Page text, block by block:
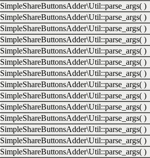
SimpleShareButtonsAdder\Util::parse_args( )
SimpleShareButtonsAdder\Util::parse_args( )
SimpleShareButtonsAdder\Util::parse_args( )
SimpleShareButtonsAdder\Util::parse_args( )
SimpleShareButtonsAdder\Util::parse_args( )
SimpleShareButtonsAdder\Util::parse_args( )
SimpleShareButtonsAdder\Util::parse_args( )
SimpleShareButtonsAdder\Util::parse_args( )
SimpleShareButtonsAdder\Util::parse_args( )
SimpleShareButtonsAdder\Util::parse_args( )
SimpleShareButtonsAdder\Util::parse_args( )
SimpleShareButtonsAdder\Util::parse_args( )
SimpleShareButtonsAdder\Util::parse_args( )
SimpleShareButtonsAdder\Util::parse_args( )